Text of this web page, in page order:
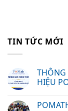
TIN TỨC MỚI
THÔNG
HIỆU